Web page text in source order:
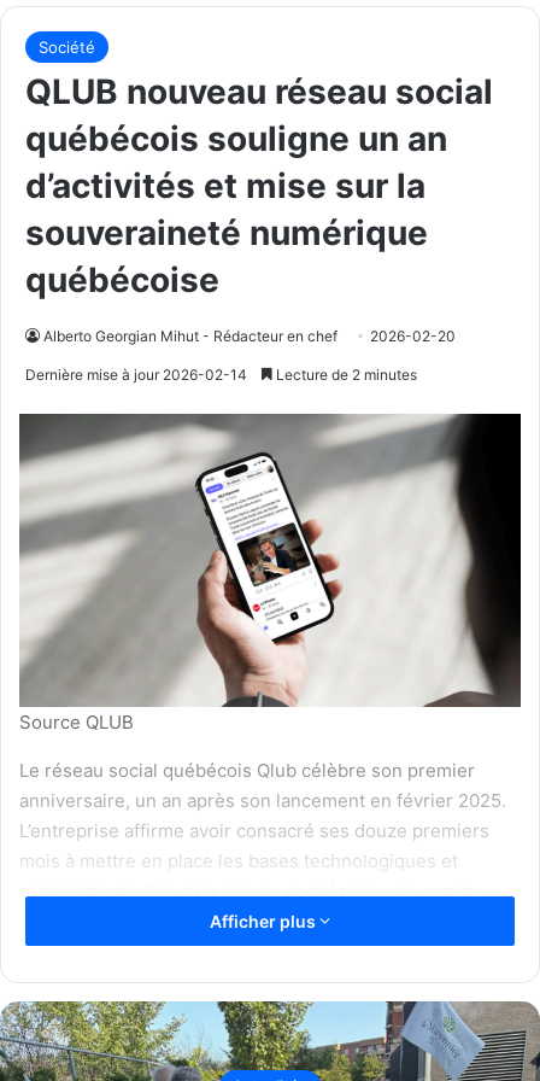
Société
QLUB nouveau réseau social
québécois souligne un an
d’activités et mise sur la
souveraineté numérique
québécoise
Alberto Georgian Mihut - Rédacteur en chef 2026-02-20
Dernière mise à jour 2026-02-14 Lecture de 2 minutes
Source QLUB
Le réseau social québécois Qlub célèbre son premier
anniversaire, un an après son lancement en février 2025.
L’entreprise affirme avoir consacré ses douze premiers
mois à mettre en place les bases technologiques et
souverain et ancré au Québec.
Des applications mobiles maintenant
disponibles
Qlub est désormais accessible via des applications
Afficher plus